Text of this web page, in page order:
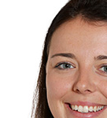
Strafrecht,